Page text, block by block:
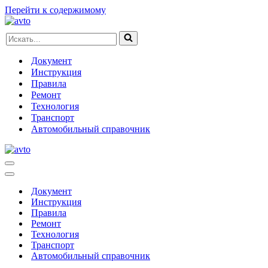
Перейти к содержимому
Искать...
Документ
Инструкция
Правила
Ремонт
Технология
Транспорт
Автомобильный справочник
Меню
навигации
Меню
навигацииДокумент
Инструкция
Правила
Ремонт
Технология
Транспорт
Автомобильный справочник